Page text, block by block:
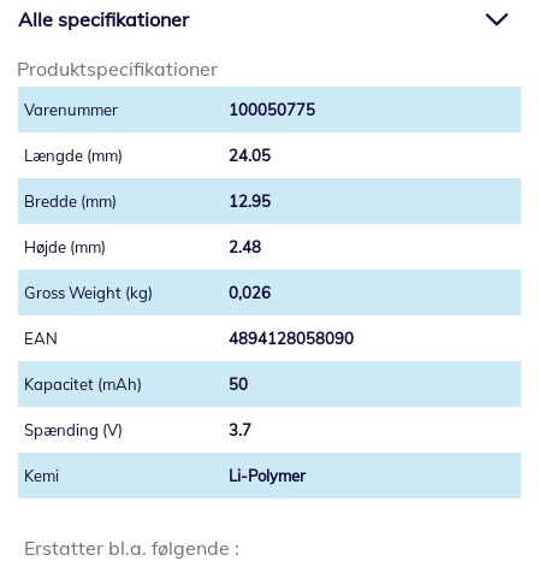
Alle specifikationer
Produktspecifikationer
100050775
24.05
12.95
2.48
0,026
4894128058090
50
3.7
Li-Polymer
Erstatter bl.a. følgende :